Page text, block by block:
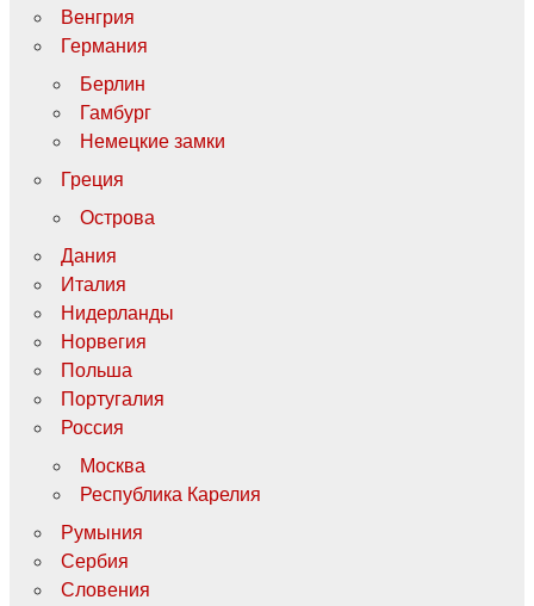
Венгрия
Германия
Берлин
Гамбург
Немецкие замки
Греция
Острова
Дания
Италия
Нидерланды
Норвегия
Польша
Португалия
Россия
Москва
Республика Карелия
Румыния
Сербия
Словения